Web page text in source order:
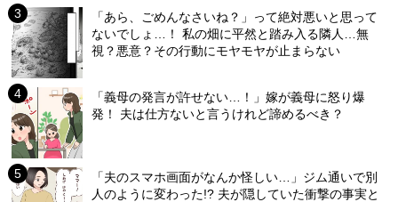
「あら、ごめんなさいね？」って絶対悪いと思って
ないでしょ…！ 私の畑に平然と踏み入る隣人…無
視？悪意？その行動にモヤモヤが止まらない
「義母の発言が許せない…！」嫁が義母に怒り爆
発！ 夫は仕方ないと言うけれど諦めるべき？
「夫のスマホ画面がなんか怪しい…」ジム通いで別
人のように変わった!? 夫が隠していた衝撃の事実と